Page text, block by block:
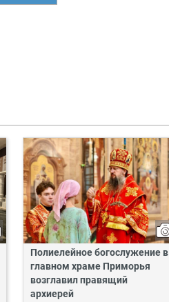
Полиелейное богослужение в
главном храме Приморья
возглавил правящий
архиерей